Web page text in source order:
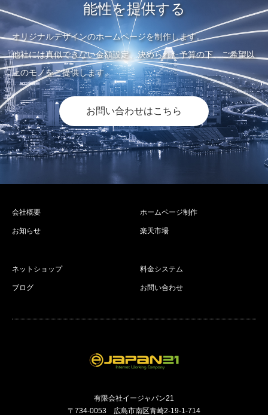
能性を提供する
オリジナルデザインのホームページを制作します。
他社には真似できない金額設定、決められた予算の下、ご希望以
上のモノをご提供します。
お問い合わせはこちら
会社概要
お知らせ
ホームページ制作
楽天市場
ネットショップ
ブログ
料金システム
お問い合わせ
有限会社イージャパン21
〒734-0053 広島市南区青崎2-19-1-714